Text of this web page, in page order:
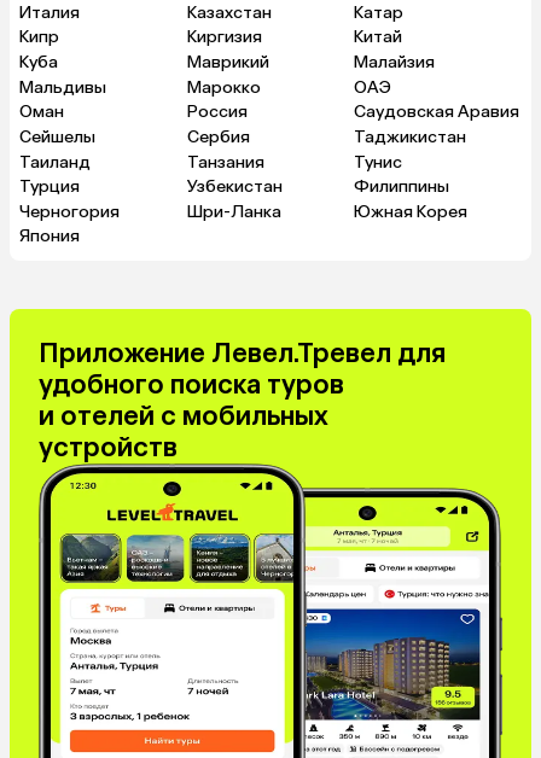
Италия
Казахстан
Катар
Кипр
Киргизия
Китай
Куба
Маврикий
Малайзия
Мальдивы
Марокко
ОАЭ
Оман
Россия
Саудовская Аравия
Сейшелы
Сербия
Таджикистан
Таиланд
Танзания
Тунис
Турция
Узбекистан
Филиппины
Черногория
Шри-Ланка
Южная Корея
Япония
Приложение Левел.Тревел для
удобного поиска туров
и отелей с мобильных
устройств